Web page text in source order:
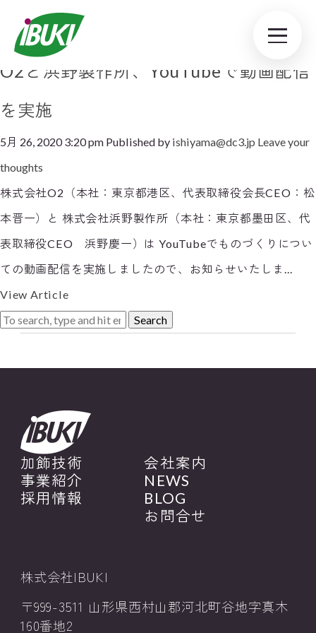
Tag Archive: YouTube
O2と浜野製作所、YouTubeで動画配信
を実施
5月 26, 2020 3:20 pm Published by ishiyama@dc3.jp Leave your
thoughts
株式会社O2（本社：東京都港区、代表取締役会長CEO：松
本晋一）と 株式会社浜野製作所（本社：東京都墨田区、代
表取締役CEO 浜野慶一）は YouTubeでものづくりについ
ての動画配信を実施しましたので、お知らせいたしま...
View Article
Search
加飾技術
事業紹介
採用情報
会社案内
NEWS
BLOG
お問合せ
株式会社IBUKI
〒999-3511 山形県西村山郡河北町谷地字真木
160番地2